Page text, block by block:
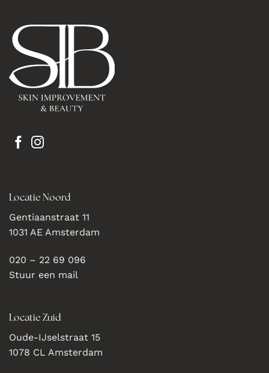
Locatie Noord
Gentiaanstraat 11
1031 AE Amsterdam
020 – 22 69 096
Stuur een mail
Locatie Zuid
Oude-IJselstraat 15
1078 CL Amsterdam